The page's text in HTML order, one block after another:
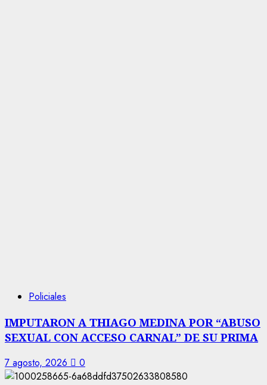
Policiales
IMPUTARON A THIAGO MEDINA POR “ABUSO
SEXUAL CON ACCESO CARNAL” DE SU PRIMA
7 agosto, 2026 0